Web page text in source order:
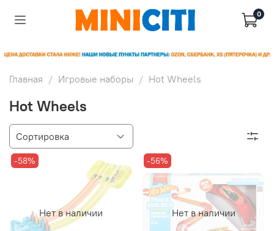
0
Главная Игровые наборы Hot Wheels
Hot Wheels
Нет в наличии
-58%
Нет в наличии
-56%